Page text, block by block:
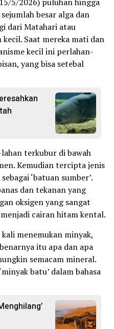
5/2026) puluhan hingga
besar alga dan
dari Matahari atau
Saat mereka mati dan
kecil ini perlahan-
yang bisa setebal
terkubur di bawah
Kemudian tercipta jenis
‘batuan sumber’.
dan tekanan yang
oksigen yang sangat
cairan hitam kental.
menemukan minyak,
itu apa dan apa
semacam mineral.
batu’ dalam bahasa